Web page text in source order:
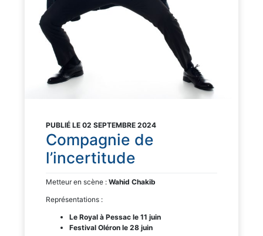
PUBLIÉ LE 02 SEPTEMBRE 2024
Compagnie de
l’incertitude
Metteur en scène : Wahid Chakib
Représentations :
Le Royal à Pessac le 11 juin
Festival Oléron le 28 juin